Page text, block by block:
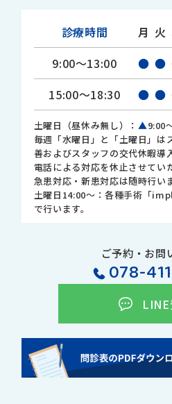
診療時間 月 火
9:00～13:00
● ●
15:00～18:30
● ●
土曜日（昼休み無し）： ▲9:00
毎週「水曜日」と「土曜日」は
善およびスタッフの交代休暇導
電話による対応を休止させてい
急患対応・新患対応は随時行いま
土曜日14:00～：各種手術「
で行います。
ご予約・お問
078-
LINE